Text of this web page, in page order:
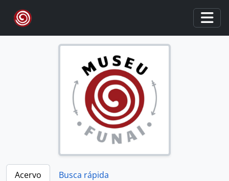
Skip to main content
Acervo
Busca rápida